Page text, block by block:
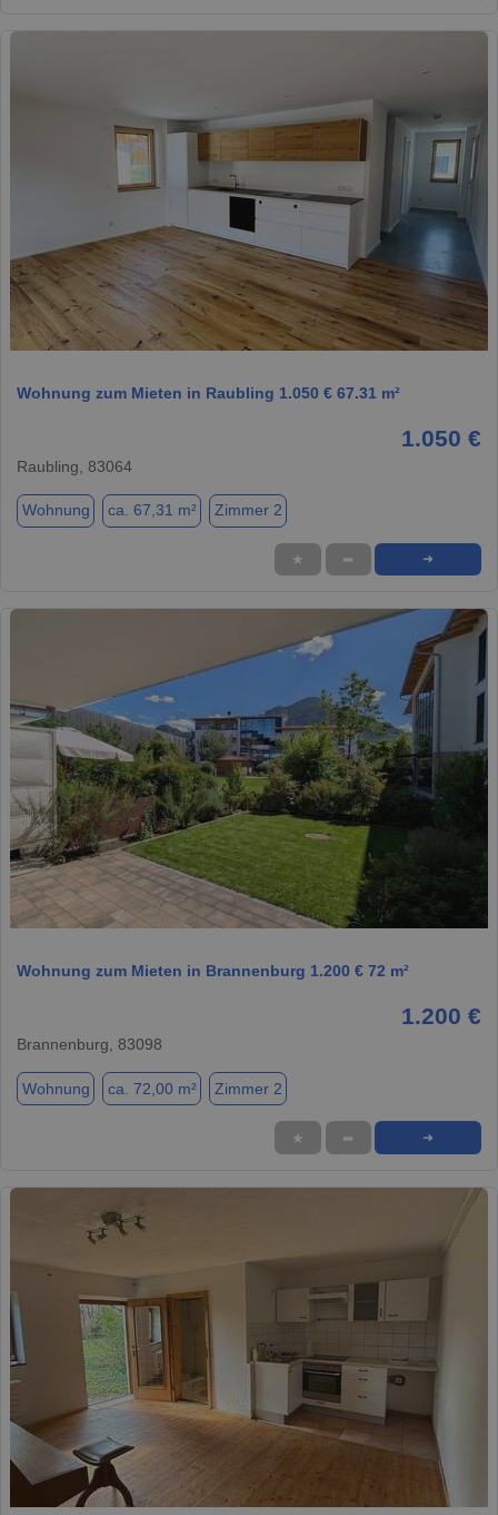
1 / 1
Wohnung zum Mieten in Raubling 1.050 € 67.31 m²
1.050 €
Raubling, 83064
Wohnung ca. 67,31 m² Zimmer 2
★ ➦ ➜
Wohnung zum Mieten in Brannenburg 1.200 € 72 m²
1.200 €
Brannenburg, 83098
Wohnung ca. 72,00 m² Zimmer 2
★ ➦ ➜
1 / 1